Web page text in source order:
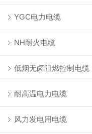
YGC电力电缆
NH耐火电缆
低烟无卤阻燃控制电缆
耐高温电力电缆
风力发电用电缆